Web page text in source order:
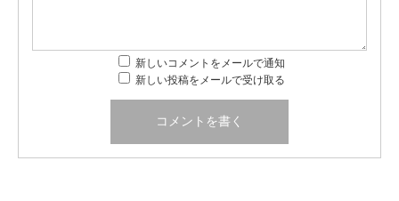
新しいコメントをメールで通知
新しい投稿をメールで受け取る